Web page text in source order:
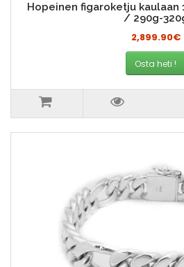
Hopeinen figaroketju kaulaan
/ 290g-
2,899.90€
Osta heti !